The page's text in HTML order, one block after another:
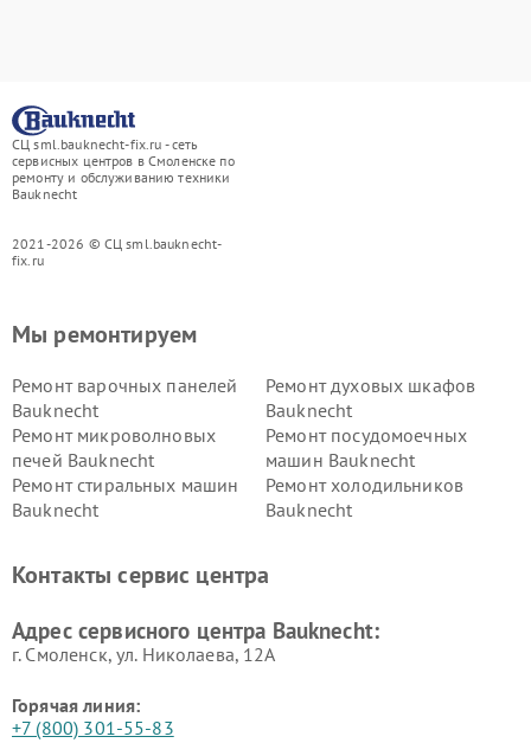
СЦ sml.bauknecht-fix.ru - сеть
сервисных центров в Смоленске по
ремонту и обслуживанию техники
Bauknecht
2021-2026 © СЦ sml.bauknecht-
fix.ru
Мы ремонтируем
Ремонт варочных панелей
Bauknecht
Ремонт духовых шкафов
Bauknecht
Ремонт микроволновых
печей Bauknecht
Ремонт посудомоечных
машин Bauknecht
Ремонт стиральных машин
Bauknecht
Ремонт холодильников
Bauknecht
Контакты сервис центра
Адрес сервисного центра Bauknecht:
г. Смоленск, ул. Николаева, 12А
Горячая линия:
+7 (800) 301-55-83